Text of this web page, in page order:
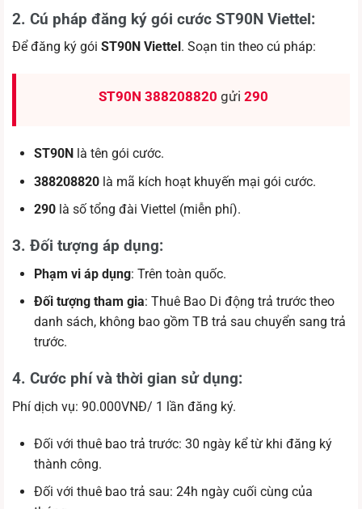
2. Cú pháp đăng ký gói cước ST90N Viettel:
Để đăng ký gói ST90N Viettel. Soạn tin theo cú pháp:
ST90N 388208820 gửi 290
ST90N là tên gói cước.
388208820 là mã kích hoạt khuyến mại gói cước.
290 là số tổng đài Viettel (miễn phí).
3. Đối tượng áp dụng:
Phạm vi áp dụng: Trên toàn quốc.
Đối tượng tham gia: Thuê Bao Di động trả trước theo
danh sách, không bao gồm TB trả sau chuyển sang trả
trước.
4. Cước phí và thời gian sử dụng:
Phí dịch vụ: 90.000VNĐ/ 1 lần đăng ký.
Đối với thuê bao trả trước: 30 ngày kể từ khi đăng ký
thành công.
Đối với thuê bao trả sau: 24h ngày cuối cùng của